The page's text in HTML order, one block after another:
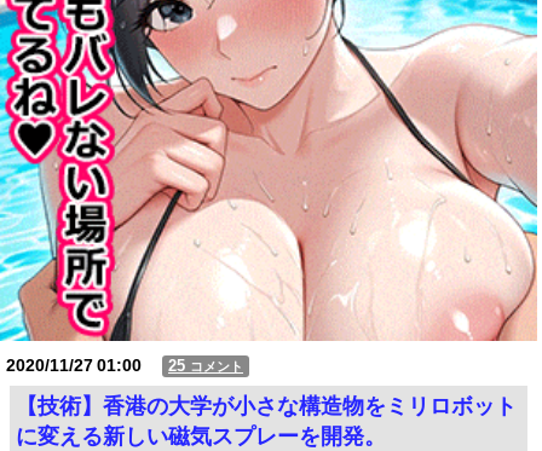
2020/11/2701:00 25 コメント
【技術】香港の大学が小さな構造物をミリロボット
に変える新しい磁気スプレーを開発。